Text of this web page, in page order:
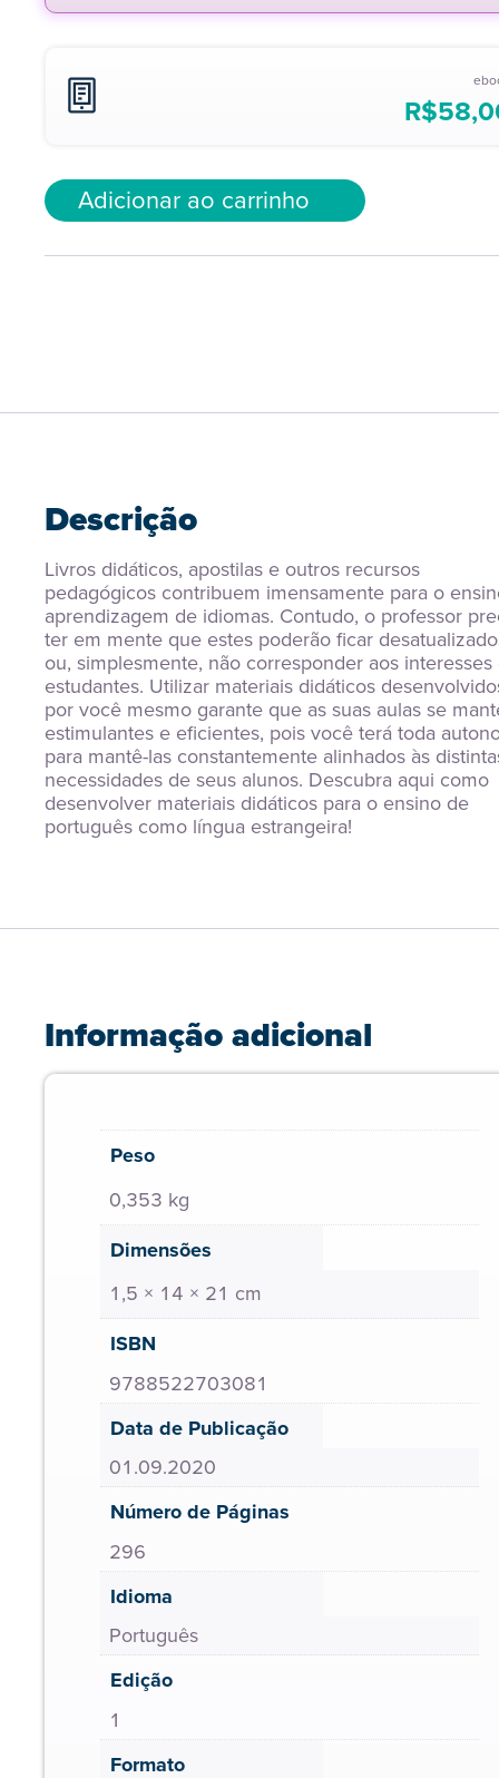
R$
Adicionar ao carrinho
Descrição
Livros didáticos, apostilas e outros recursos
pedagógicos contribuem imensamente para o
aprendizagem de idiomas. Contudo, o professor
ter em mente que estes poderão ficar
ou, simplesmente, não corresponder aos interesses
estudantes. Utilizar materiais didáticos
por você mesmo garante que as suas aulas se
estimulantes e eficientes, pois você terá toda
para mantê-las constantemente alinhados às
necessidades de seus alunos. Descubra aqui como
desenvolver materiais didáticos para o ensino de
português como língua estrangeira!
Informação adicional
Peso
0,353 kg
Dimensões
1,5 × 14 × 21 cm
ISBN
9788522703081
Data de Publicação
01.09.2020
Número de Páginas
296
Idioma
Português
Edição
1
Formato